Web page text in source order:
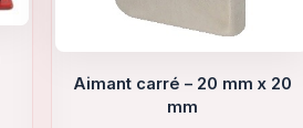
Aimant carré – 20 mm x 20
mm